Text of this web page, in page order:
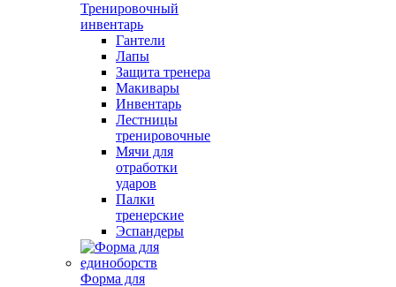
Тренировочный
инвентарь
Гантели
Лапы
Защита тренера
Макивары
Инвентарь
Лестницы
тренировочные
Мячи для
отработки
ударов
Палки
тренерские
Эспандеры
Форма для